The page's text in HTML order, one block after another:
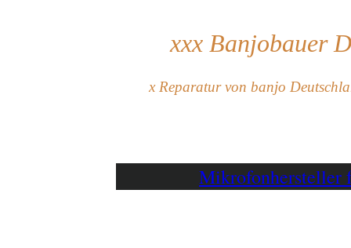
xxx Banjobauer
x Reparatur von banjo
Mikrofonhersteller